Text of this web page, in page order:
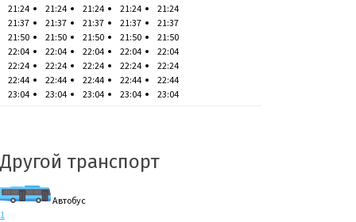
21:24
21:37
21:50
22:04
22:24
22:44
23:04
21:24
21:37
21:50
22:04
22:24
22:44
23:04
21:24
21:37
21:50
22:04
22:24
22:44
23:04
21:24
21:37
21:50
22:04
22:24
22:44
23:04
21:24
21:37
21:50
22:04
22:24
22:44
23:04
Другой транспорт
Автобус
1